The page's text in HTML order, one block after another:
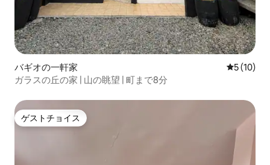
バギオの一軒家 レビュー
5 (10)
ガラスの丘の家 | 山の眺望 | 町まで8分
ゲストチョイス
ゲストチョイス